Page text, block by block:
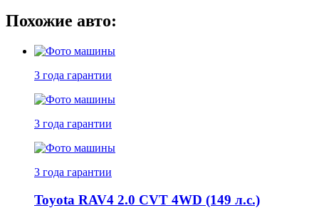
Похожие авто:
3 года гарантии
3 года гарантии
3 года гарантии
Toyota RAV4 2.0 CVT 4WD (149 л.с.)